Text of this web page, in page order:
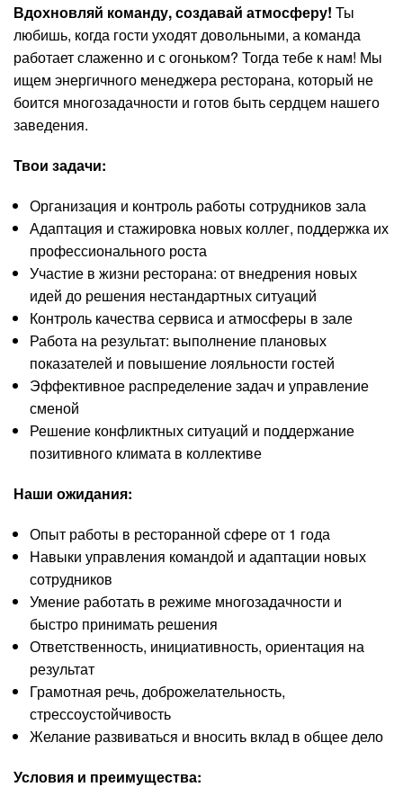
Вдохновляй команду, создавай атмосферу! Ты
любишь, когда гости уходят довольными, а команда
работает слаженно и с огоньком? Тогда тебе к нам! Мы
ищем энергичного менеджера ресторана, который не
боится многозадачности и готов быть сердцем нашего
заведения.
Твои задачи:
Организация и контроль работы сотрудников зала
Адаптация и стажировка новых коллег, поддержка их
профессионального роста
Участие в жизни ресторана: от внедрения новых
идей до решения нестандартных ситуаций
Контроль качества сервиса и атмосферы в зале
Работа на результат: выполнение плановых
показателей и повышение лояльности гостей
Эффективное распределение задач и управление
сменой
Решение конфликтных ситуаций и поддержание
позитивного климата в коллективе
Наши ожидания:
Опыт работы в ресторанной сфере от 1 года
Навыки управления командой и адаптации новых
сотрудников
Умение работать в режиме многозадачности и
быстро принимать решения
Ответственность, инициативность, ориентация на
результат
Грамотная речь, доброжелательность,
стрессоустойчивость
Желание развиваться и вносить вклад в общее дело
Условия и преимущества: